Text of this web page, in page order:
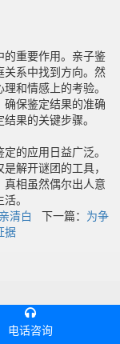
重要作用。亲子鉴
关系中找到方向。然
和情感上的考验。
保鉴定结果的准确
果的关键步骤。
的应用日益广泛。
解开谜团的工具，
相虽然偶尔出人意
。
清白 下一篇： 为争
据
电话咨询